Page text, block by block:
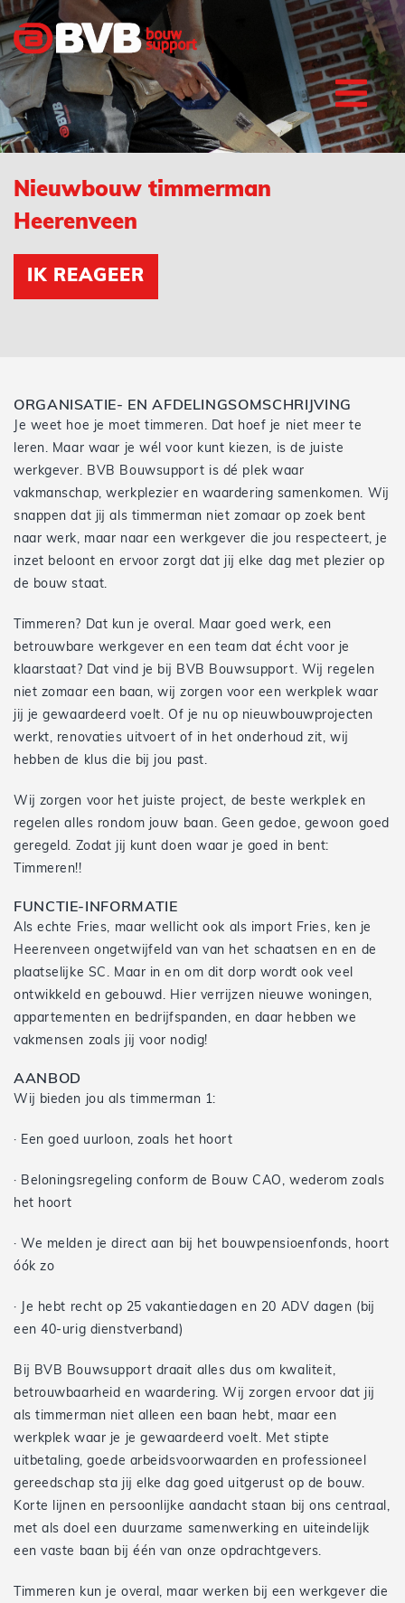
Nieuwbouw timmerman
Heerenveen
IK REAGEER
ORGANISATIE- EN AFDELINGSOMSCHRIJVING
Je weet hoe je moet timmeren. Dat hoef je niet meer te
leren. Maar waar je wél voor kunt kiezen, is de juiste
werkgever. BVB Bouwsupport is dé plek waar
vakmanschap, werkplezier en waardering samenkomen. Wij
snappen dat jij als timmerman niet zomaar op zoek bent
naar werk, maar naar een werkgever die jou respecteert, je
inzet beloont en ervoor zorgt dat jij elke dag met plezier op
de bouw staat.
Timmeren? Dat kun je overal. Maar goed werk, een
betrouwbare werkgever en een team dat écht voor je
klaarstaat? Dat vind je bij BVB Bouwsupport. Wij regelen
niet zomaar een baan, wij zorgen voor een werkplek waar
jij je gewaardeerd voelt. Of je nu op nieuwbouwprojecten
werkt, renovaties uitvoert of in het onderhoud zit, wij
hebben de klus die bij jou past.
Wij zorgen voor het juiste project, de beste werkplek en
regelen alles rondom jouw baan. Geen gedoe, gewoon goed
geregeld. Zodat jij kunt doen waar je goed in bent:
Timmeren!!
FUNCTIE-INFORMATIE
Als echte Fries, maar wellicht ook als import Fries, ken je
Heerenveen ongetwijfeld van van het schaatsen en en de
plaatselijke SC. Maar in en om dit dorp wordt ook veel
ontwikkeld en gebouwd. Hier verrijzen nieuwe woningen,
appartementen en bedrijfspanden, en daar hebben we
vakmensen zoals jij voor nodig!
AANBOD
Wij bieden jou als timmerman 1:
· Een goed uurloon, zoals het hoort
· Beloningsregeling conform de Bouw CAO, wederom zoals
het hoort
· We melden je direct aan bij het bouwpensioenfonds, hoort
óók zo
· Je hebt recht op 25 vakantiedagen en 20 ADV dagen (bij
een 40-urig dienstverband)
Bij BVB Bouwsupport draait alles dus om kwaliteit,
betrouwbaarheid en waardering. Wij zorgen ervoor dat jij
als timmerman niet alleen een baan hebt, maar een
werkplek waar je je gewaardeerd voelt. Met stipte
uitbetaling, goede arbeidsvoorwaarden en professioneel
gereedschap sta jij elke dag goed uitgerust op de bouw.
Korte lijnen en persoonlijke aandacht staan bij ons centraal,
met als doel een duurzame samenwerking en uiteindelijk
een vaste baan bij één van onze opdrachtgevers.
Timmeren kun je overal, maar werken bij een werkgever die